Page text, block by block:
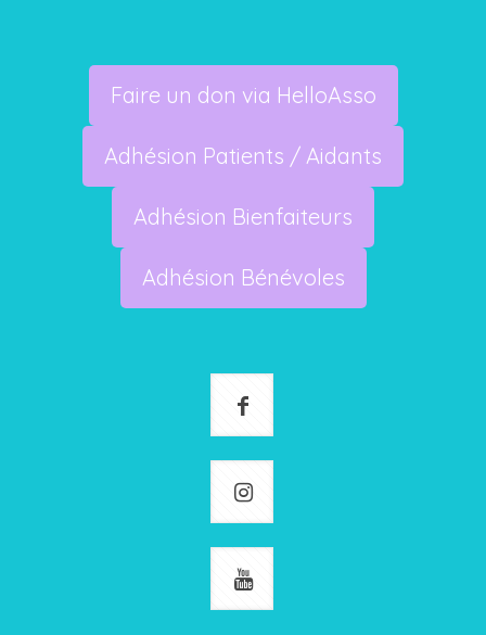
Faire un don via HelloAsso
Adhésion Patients / Aidants
Adhésion Bienfaiteurs
Adhésion Bénévoles